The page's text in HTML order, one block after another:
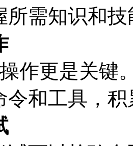
所需知识和技
作更是关键
令和工具，